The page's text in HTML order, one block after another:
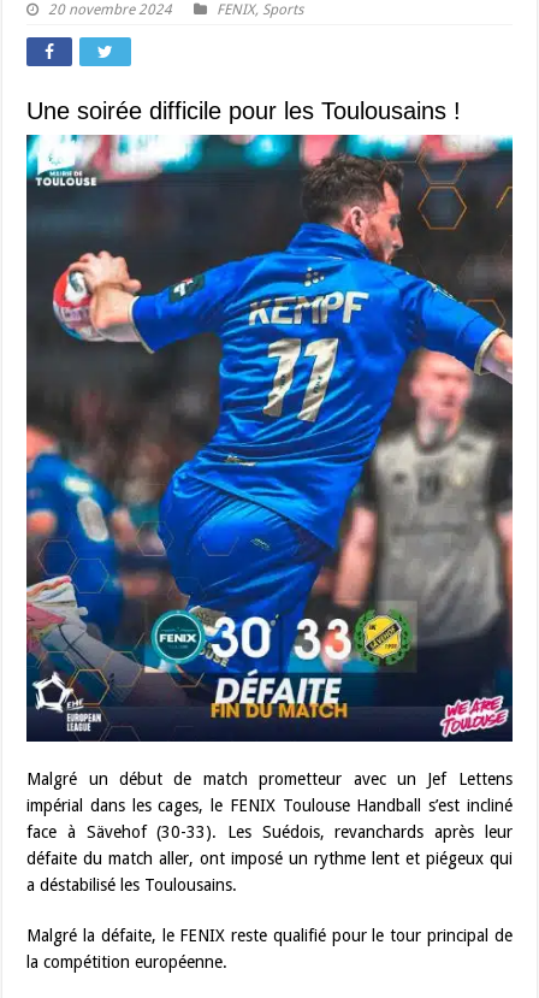
20 novembre 2024 FENIX, Sports
Une soirée difficile pour les Toulousains !
Malgré un début de match prometteur avec un Jef Lettens
impérial dans les cages, le FENIX Toulouse Handball s’est incliné
face à Sävehof (30-33). Les Suédois, revanchards après leur
défaite du match aller, ont imposé un rythme lent et piégeux qui
a déstabilisé les Toulousains.
Malgré la défaite, le FENIX reste qualifié pour le tour principal de
la compétition européenne.